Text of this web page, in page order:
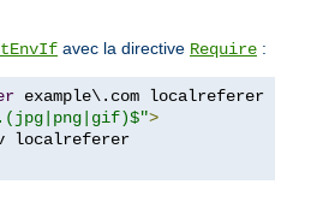
avec la directive Require :
>